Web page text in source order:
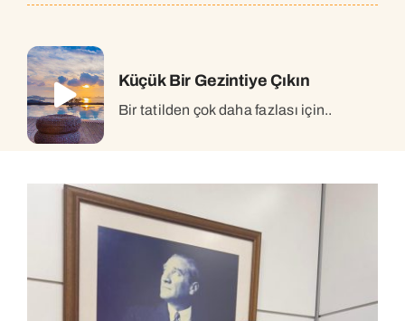
Küçük Bir Gezintiye Çıkın
Bir tatilden çok daha fazlası için..